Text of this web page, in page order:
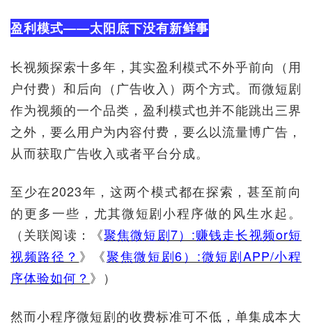
盈利模式——太阳底下没有新鲜事
长视频探索十多年，其实盈利模式不外乎前向（用
户付费）和后向（广告收入）两个方式。而微短剧
作为视频的一个品类，盈利模式也并不能跳出三界
之外，要么用户为内容付费，要么以流量博广告，
从而获取广告收入或者平台分成。
至少在2023年，这两个模式都在探索，甚至前向
的更多一些，尤其微短剧小程序做的风生水起。
（关联阅读：《聚焦微短剧7）:赚钱走长视频or短
视频路径？ 》《聚焦微短剧6）:微短剧APP/小程
序体验如何？ 》）
然而小程序微短剧的收费标准可不低，单集成本大